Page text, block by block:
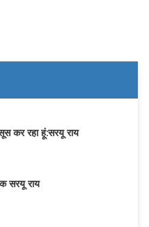
कर रहा हूं:सरयू राय
सरयू राय